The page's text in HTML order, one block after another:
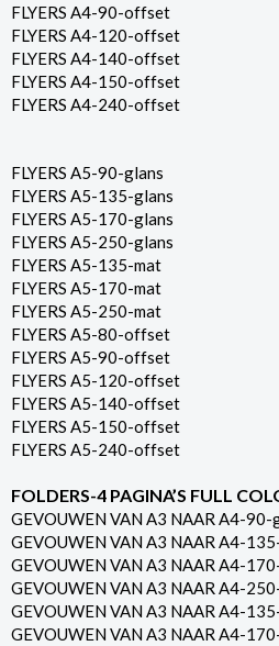
FLYERS A4-90-offset
FLYERS A4-120-offset
FLYERS A4-140-offset
FLYERS A4-150-offset
FLYERS A4-240-offset
FLYERS A5-90-glans
FLYERS A5-135-glans
FLYERS A5-170-glans
FLYERS A5-250-glans
FLYERS A5-135-mat
FLYERS A5-170-mat
FLYERS A5-250-mat
FLYERS A5-80-offset
FLYERS A5-90-offset
FLYERS A5-120-offset
FLYERS A5-140-offset
FLYERS A5-150-offset
FLYERS A5-240-offset
FOLDERS-4 PAGINA’S FULL
GEVOUWEN VAN A3 NAAR A4-90-
GEVOUWEN VAN A3 NAAR A4-
GEVOUWEN VAN A3 NAAR A4-
GEVOUWEN VAN A3 NAAR A4-
GEVOUWEN VAN A3 NAAR A4-
GEVOUWEN VAN A3 NAAR A4-